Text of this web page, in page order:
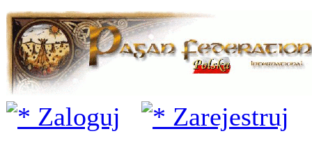
Zaloguj Zarejestruj